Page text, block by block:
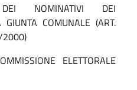
DEI NOMINATIVI DEI
GIUNTA COMUNALE (ART.
2000)
ELETTORALE